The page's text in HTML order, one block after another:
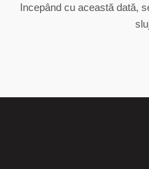
Incepând cu această dată,